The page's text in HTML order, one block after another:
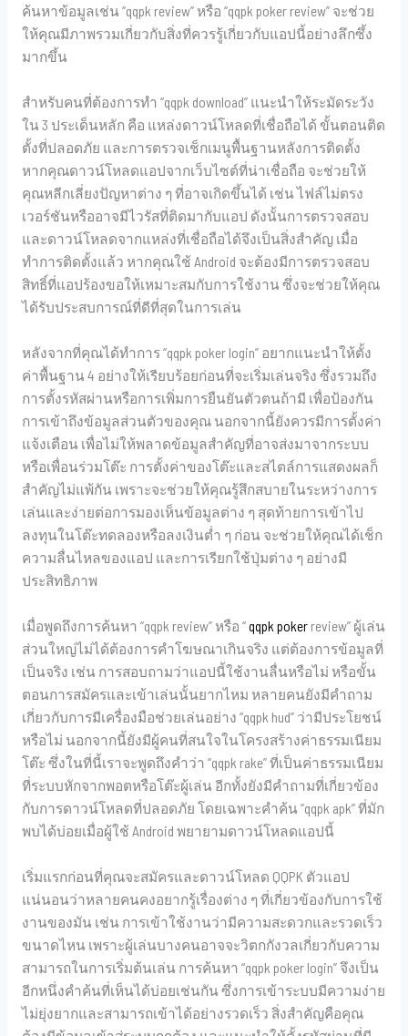
ค้นหาข้อมูลเช่น “qqpk review” หรือ “qqpk poker review” จะช่วย
ให้คุณมีภาพรวมเกี่ยวกับสิ่งที่ควรรู้เกี่ยวกับแอปนี้อย่างลึกซึ้ง
มากขึ้น
สำหรับคนที่ต้องการทำ “qqpk download” แนะนำให้ระมัดระวัง
ใน 3 ประเด็นหลัก คือ แหล่งดาวน์โหลดที่เชื่อถือได้ ขั้นตอนติด
ตั้งที่ปลอดภัย และการตรวจเช็กเมนูพื้นฐานหลังการติดตั้ง
หากคุณดาวน์โหลดแอปจากเว็บไซต์ที่น่าเชื่อถือ จะช่วยให้
คุณหลีกเลี่ยงปัญหาต่าง ๆ ที่อาจเกิดขึ้นได้ เช่น ไฟล์ไม่ตรง
เวอร์ชันหรืออาจมีไวรัสที่ติดมากับแอป ดังนั้นการตรวจสอบ
และดาวน์โหลดจากแหล่งที่เชื่อถือได้จึงเป็นสิ่งสำคัญ เมื่อ
ทำการติดตั้งแล้ว หากคุณใช้ Android จะต้องมีการตรวจสอบ
สิทธิ์ที่แอปร้องขอให้เหมาะสมกับการใช้งาน ซึ่งจะช่วยให้คุณ
ได้รับประสบการณ์ที่ดีที่สุดในการเล่น
หลังจากที่คุณได้ทำการ “qqpk poker login” อยากแนะนำให้ตั้ง
ค่าพื้นฐาน 4 อย่างให้เรียบร้อยก่อนที่จะเริ่มเล่นจริง ซึ่งรวมถึง
การตั้งรหัสผ่านหรือการเพิ่มการยืนยันตัวตนถ้ามี เพื่อป้องกัน
การเข้าถึงข้อมูลส่วนตัวของคุณ นอกจากนี้ยังควรมีการตั้งค่า
แจ้งเตือน เพื่อไม่ให้พลาดข้อมูลสำคัญที่อาจส่งมาจากระบบ
หรือเพื่อนร่วมโต๊ะ การตั้งค่าของโต๊ะและสไตล์การแสดงผลก็
สำคัญไม่แพ้กัน เพราะจะช่วยให้คุณรู้สึกสบายในระหว่างการ
เล่นและง่ายต่อการมองเห็นข้อมูลต่าง ๆ สุดท้ายการเข้าไป
ลงทุนในโต๊ะทดลองหรือลงเงินต่ำ ๆ ก่อน จะช่วยให้คุณได้เช็ก
ความลื่นไหลของแอป และการเรียกใช้ปุ่มต่าง ๆ อย่างมี
ประสิทธิภาพ
เมื่อพูดถึงการค้นหา “qqpk review” หรือ “qqpk pokerreview” ผู้เล่น
ส่วนใหญ่ไม่ได้ต้องการคำโฆษณาเกินจริง แต่ต้องการข้อมูลที่
เป็นจริง เช่น การสอบถามว่าแอปนี้ใช้งานลื่นหรือไม่ หรือขั้น
ตอนการสมัครและเข้าเล่นนั้นยากไหม หลายคนยังมีคำถาม
เกี่ยวกับการมีเครื่องมือช่วยเล่นอย่าง “qqpk hud” ว่ามีประโยชน์
หรือไม่ นอกจากนี้ยังมีผู้คนที่สนใจในโครงสร้างค่าธรรมเนียม
โต๊ะ ซึ่งในที่นี้เราจะพูดถึงคำว่า “qqpk rake” ที่เป็นค่าธรรมเนียม
ที่ระบบหักจากพอตหรือโต๊ะผู้เล่น อีกทั้งยังมีคำถามที่เกี่ยวข้อง
กับการดาวน์โหลดที่ปลอดภัย โดยเฉพาะคำค้น “qqpk apk” ที่มัก
พบได้บ่อยเมื่อผู้ใช้ Android พยายามดาวน์โหลดแอปนี้
เริ่มแรกก่อนที่คุณจะสมัครและดาวน์โหลด QQPK ตัวแอป
แน่นอนว่าหลายคนคงอยากรู้เรื่องต่าง ๆ ที่เกี่ยวข้องกับการใช้
งานของมัน เช่น การเข้าใช้งานว่ามีความสะดวกและรวดเร็ว
ขนาดไหน เพราะผู้เล่นบางคนอาจจะวิตกกังวลเกี่ยวกับความ
สามารถในการเริ่มต้นเล่น การค้นหา “qqpk poker login” จึงเป็น
อีกหนึ่งคำค้นที่เห็นได้บ่อยเช่นกัน ซึ่งการเข้าระบบมีความง่าย
ไม่ยุ่งยากและสามารถเข้าได้อย่างรวดเร็ว สิ่งสำคัญคือคุณ